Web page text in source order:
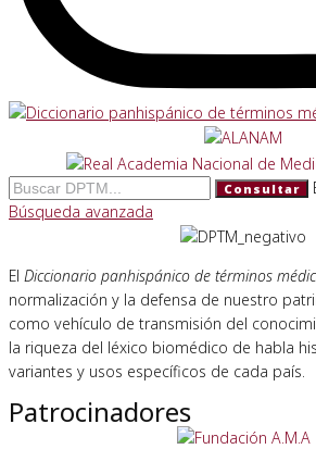
Consultar
Búsqueda avanzada
El Diccionario panhispánico de términos
normalización y la defensa de nuestro
como vehículo de transmisión del
la riqueza del léxico biomédico de habla
variantes y usos específicos de cada país.
Patrocinadores